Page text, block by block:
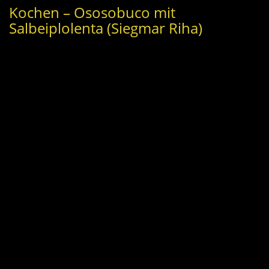
Kochen – Ososobuco mit
Salbeiplolenta (Siegmar Riha)